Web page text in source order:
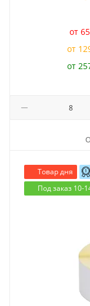
от
от
от
Товар дня
Под заказ 10-